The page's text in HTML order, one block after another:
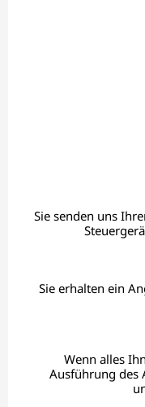
Sie senden uns
Sie erhalten ein
Wenn alles
Ausführung des